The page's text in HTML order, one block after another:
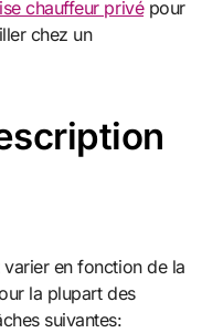
chauffeur privépour
chez un
en fonction de la
la plupart des
suivantes: